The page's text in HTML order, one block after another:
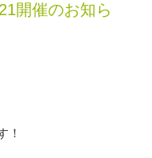
開催のお知ら
！